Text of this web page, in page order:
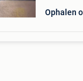
Ophalen